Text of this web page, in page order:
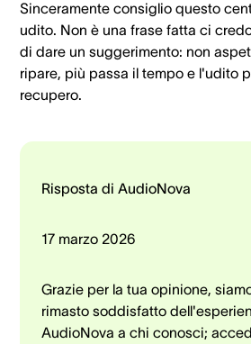
Sinceramente consiglio questo
udito. Non è una frase fatta ci
di dare un suggerimento: non
ripare, più passa il tempo e l'udito
recupero.
Risposta di AudioNova
17 marzo 2026
Grazie per la tua opinione,
rimasto soddisfatto
AudioNova a chi conosci;